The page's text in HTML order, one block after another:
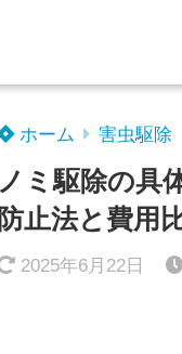
ホーム 害虫駆除
ノミ駆除の具
防止法と費用
2025年6月22日